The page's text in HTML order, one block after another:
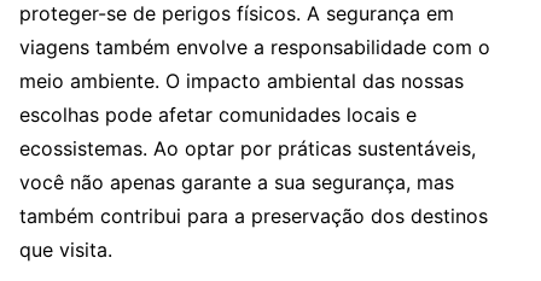
proteger-se de perigos físicos. A segurança em
viagens também envolve a responsabilidade com o
meio ambiente. O impacto ambiental das nossas
escolhas pode afetar comunidades locais e
ecossistemas. Ao optar por práticas sustentáveis,
você não apenas garante a sua segurança, mas
também contribui para a preservação dos destinos
que visita.